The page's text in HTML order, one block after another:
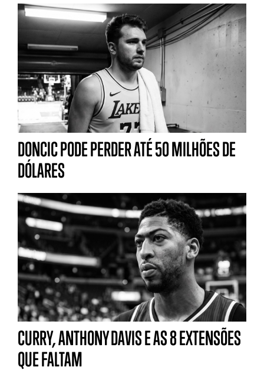
DONCIC PODE PERDER ATÉ 50 MILHÕES DE
DÓLARES
CURRY, ANTHONY DAVIS E AS 8 EXTENSÕES
QUE FALTAM